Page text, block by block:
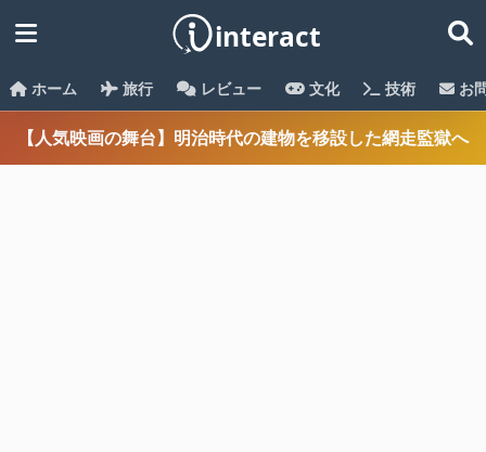
ホーム 旅行 レビュー 文化 技術 お
【人気映画の舞台】明治時代の建物を移設した網走監獄へ